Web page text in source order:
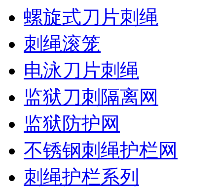
螺旋式刀片刺绳
刺绳滚笼
电泳刀片刺绳
监狱刀刺隔离网
监狱防护网
不锈钢刺绳护栏网
刺绳护栏系列